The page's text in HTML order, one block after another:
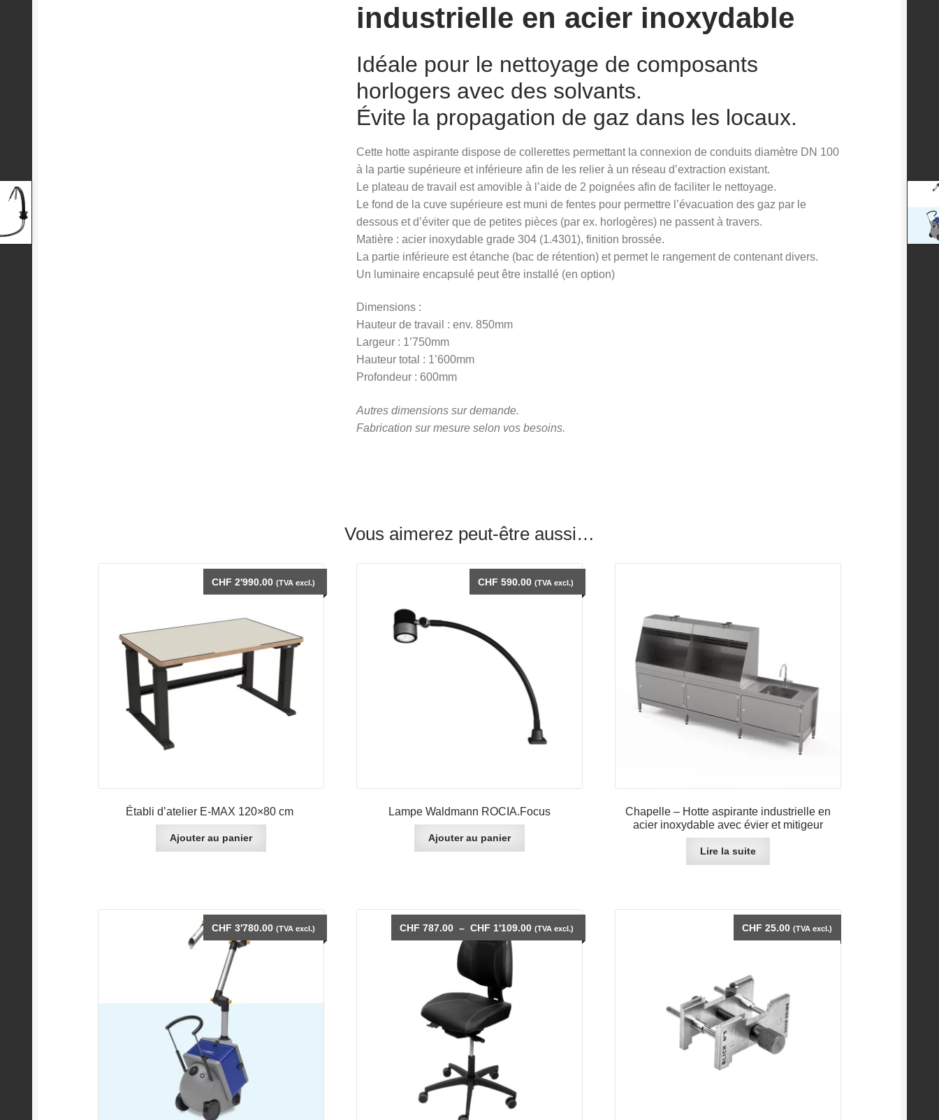
industrielle en acier inoxydable
Idéale pour le nettoyage de composants
horlogers avec des solvants.
Évite la propagation de gaz dans les locaux.
Cette hotte aspirante dispose de collerettes permettant la connexion de conduits diamètre DN 100
à la partie supérieure et inférieure afin de les relier à un réseau d’extraction existant.
Le plateau de travail est amovible à l’aide de 2 poignées afin de faciliter le nettoyage.
Le fond de la cuve supérieure est muni de fentes pour permettre l’évacuation des gaz par le
dessous et d’éviter que de petites pièces (par ex. horlogères) ne passent à travers.
Matière : acier inoxydable grade 304 (1.4301), finition brossée.
La partie inférieure est étanche (bac de rétention) et permet le rangement de contenant divers.
Un luminaire encapsulé peut être installé (en option)
Dimensions :
Hauteur de travail : env. 850mm
Largeur : 1’750mm
Hauteur total : 1’600mm
Profondeur : 600mm
Autres dimensions sur demande.
Fabrication sur mesure selon vos besoins.
Vous aimerez peut-être aussi…
Établi d’atelier E-MAX 120×80 cm
CHF 2'990.00 (TVA excl.)
Ajouter au panier
Lampe Waldmann ROCIA.Focus
CHF 590.00 (TVA excl.)
Ajouter au panier
Chapelle – Hotte aspirante industrielle en
acier inoxydable avec évier et mitigeur
Lire la suite
CHF 3'780.00 (TVA excl.) CHF 787.00 – CHF 1'109.00Plage
de
(TVA excl.) CHF 25.00 (TVA excl.)